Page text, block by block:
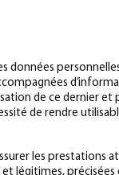
de ce dernier et
de rendre
les
légitimes,